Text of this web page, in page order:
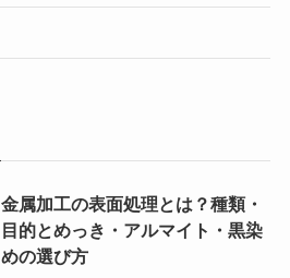
金属加工の表面処理とは？種類・
目的とめっき・アルマイト・黒染
めの選び方